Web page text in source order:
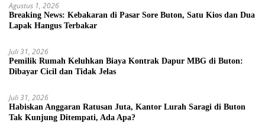
Agustus 1, 2026
Breaking News: Kebakaran di Pasar Sore Buton, Satu Kios dan Dua
Lapak Hangus Terbakar
Juli 31, 2026
Pemilik Rumah Keluhkan Biaya Kontrak Dapur MBG di Buton:
Dibayar Cicil dan Tidak Jelas
Juli 31, 2026
Habiskan Anggaran Ratusan Juta, Kantor Lurah Saragi di Buton
Tak Kunjung Ditempati, Ada Apa?